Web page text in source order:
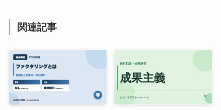
関連記事